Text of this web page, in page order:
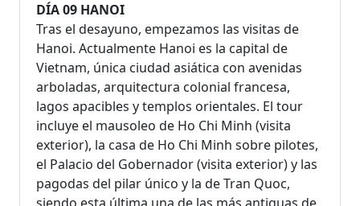
DÍA 09 HANOI
Tras el desayuno, empezamos las visitas de
Hanoi. Actualmente Hanoi es la capital de
Vietnam, única ciudad asiática con avenidas
arboladas, arquitectura colonial francesa,
lagos apacibles y templos orientales. El tour
incluye el mausoleo de Ho Chi Minh (visita
exterior), la casa de Ho Chi Minh sobre pilotes,
el Palacio del Gobernador (visita exterior) y las
pagodas del pilar único y la de Tran Quoc,